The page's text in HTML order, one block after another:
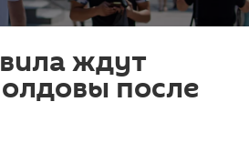
ждут
после